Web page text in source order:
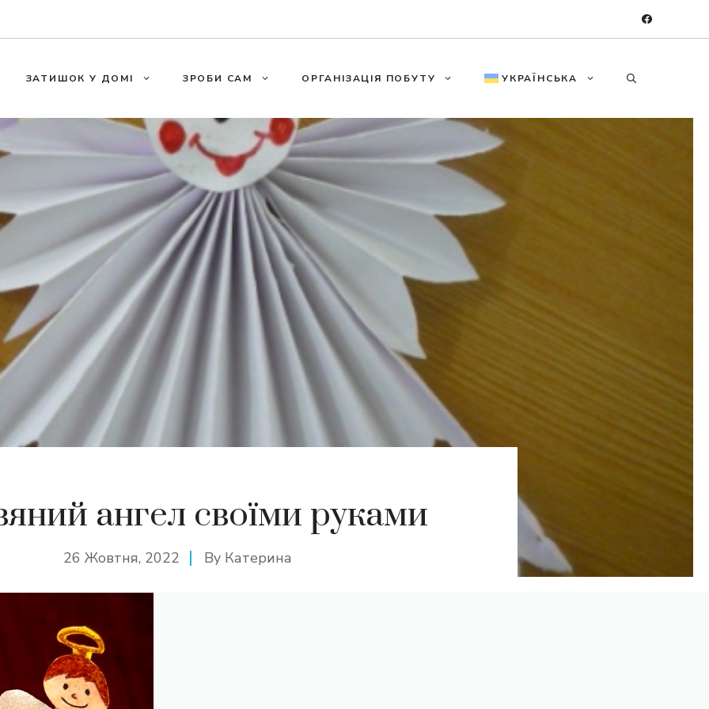
ЗАТИШОК У ДОМІ ЗРОБИ САМ ОРГАНІЗАЦІЯ ПОБУТУ УКРАЇНСЬКА
ангел своїми руками
26 Жовтня, 2022 By Катерина